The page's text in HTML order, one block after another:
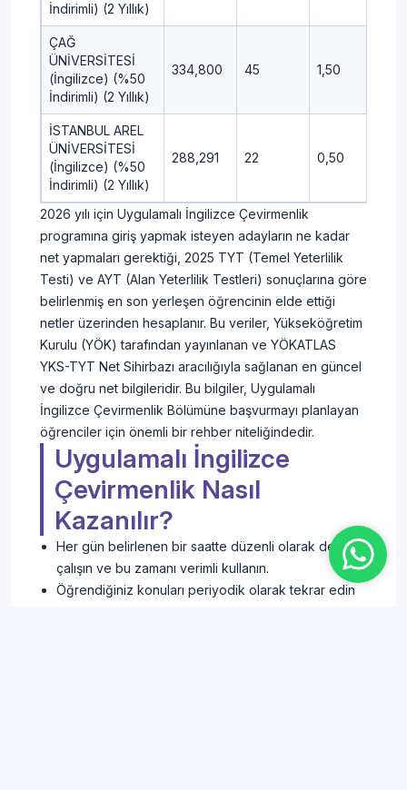
İndirimli) (2 Yıllık)
ÇAĞ
ÜNİVERSİTESİ
(İngilizce) (%50
İndirimli) (2 Yıllık)
334,800 45 1,50
İSTANBUL AREL
ÜNİVERSİTESİ
(İngilizce) (%50
İndirimli) (2 Yıllık)
288,291 22 0,50
2026 yılı için Uygulamalı İngilizce Çevirmenlik
programına giriş yapmak isteyen adayların ne kadar
net yapmaları gerektiği, 2025 TYT (Temel Yeterlilik
Testi) ve AYT (Alan Yeterlilik Testleri) sonuçlarına göre
belirlenmiş en son yerleşen öğrencinin elde ettiği
netler üzerinden hesaplanır. Bu veriler, Yükseköğretim
Kurulu (YÖK) tarafından yayınlanan ve YÖKATLAS
YKS-TYT Net Sihirbazı aracılığıyla sağlanan en güncel
ve doğru net bilgileridir. Bu bilgiler, Uygulamalı
İngilizce Çevirmenlik Bölümüne başvurmayı planlayan
öğrenciler için önemli bir rehber niteliğindedir.
Uygulamalı İngilizce
Çevirmenlik Nasıl
Kazanılır?
Her gün belirlenen bir saatte düzenli olarak ders
çalışın ve bu zamanı verimli kullanın.
Öğrendiğiniz konuları periyodik olarak tekrar edin